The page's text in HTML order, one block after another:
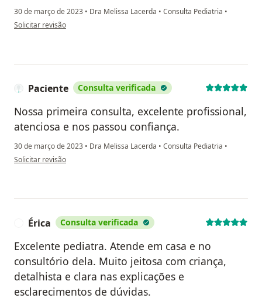
30 de março de 2023 • Dra Melissa Lacerda • Consulta Pediatria •
na opinião do utilizador Macelle Sousa
Solicitar revisão
Paciente Consulta verificada
Nossa primeira consulta, excelente profissional,
atenciosa e nos passou confiança.
30 de março de 2023 • Dra Melissa Lacerda • Consulta Pediatria •
na opinião do utilizador Paciente
Solicitar revisão
Érica Consulta verificada
Excelente pediatra. Atende em casa e no
consultório dela. Muito jeitosa com criança,
detalhista e clara nas explicações e
esclarecimentos de dúvidas.